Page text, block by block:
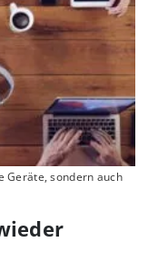
Geräte, sondern auch